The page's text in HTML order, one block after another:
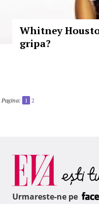
Whitney
gripa?
Pagina: 1 2
Urmareste-ne pe